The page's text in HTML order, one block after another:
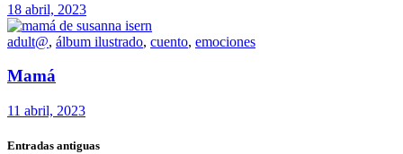
18 abril, 2023
adult@, álbum ilustrado, cuento, emociones
Mamá
11 abril, 2023
Entradas antiguas